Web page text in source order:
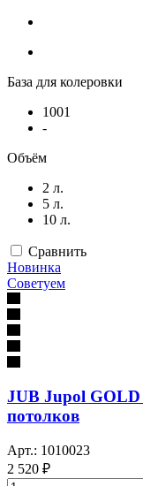
База для колеровки
1001
-
Объём
2 л.
5 л.
10 л.
Сравнить
Новинка
Советуем
JUB Jupol
потолков
Арт.: 1010023
2 520 ₽